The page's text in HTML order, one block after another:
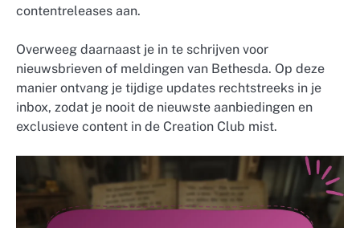
contentreleases aan.
Overweeg daarnaast je in te schrijven voor
nieuwsbrieven of meldingen van Bethesda. Op deze
manier ontvang je tijdige updates rechtstreeks in je
inbox, zodat je nooit de nieuwste aanbiedingen en
exclusieve content in de Creation Club mist.